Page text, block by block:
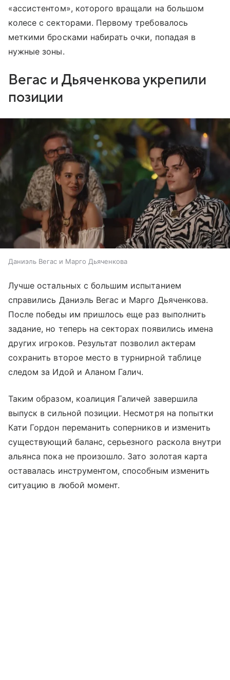
«ассистентом», которого вращали на большом
колесе с секторами. Первому требовалось
меткими бросками набирать очки, попадая в
нужные зоны.
Вегас и Дьяченкова укрепили
позиции
Даниэль Вегас и Марго Дьяченкова
Лучше остальных с большим испытанием
справились Даниэль Вегас и Марго Дьяченкова.
После победы им пришлось еще раз выполнить
задание, но теперь на секторах появились имена
других игроков. Результат позволил актерам
сохранить второе место в турнирной таблице
следом за Идой и Аланом Галич.
Таким образом, коалиция Галичей завершила
выпуск в сильной позиции. Несмотря на попытки
Кати Гордон переманить соперников и изменить
существующий баланс, серьезного раскола внутри
альянса пока не произошло. Зато золотая карта
оставалась инструментом, способным изменить
ситуацию в любой момент.